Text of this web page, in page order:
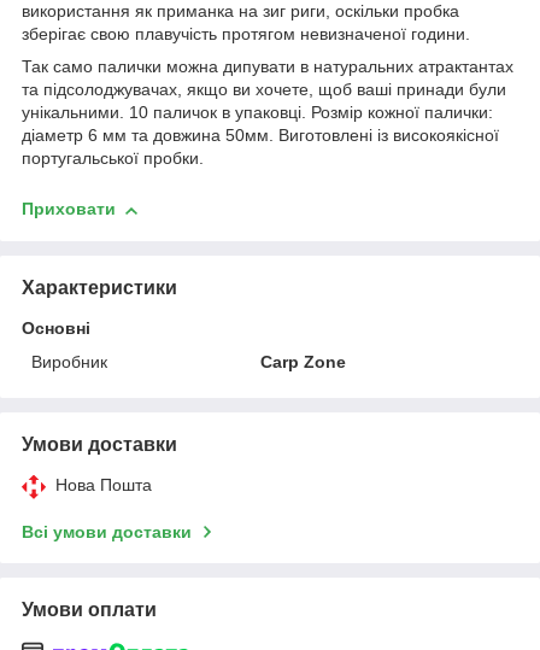
використання як приманка на зиг риги, оскільки пробка
зберігає свою плавучість протягом невизначеної години.
Так само палички можна дипувати в натуральних атрактантах
та підсолоджувачах, якщо ви хочете, щоб ваші принади були
унікальними. 10 паличок в упаковці. Розмір кожної палички:
діаметр 6 мм та довжина 50мм. Виготовлені із високоякісної
португальської пробки.
Приховати
Характеристики
Основні
Виробник
Carp Zone
Умови доставки
Нова Пошта
Всі умови доставки
Умови оплати